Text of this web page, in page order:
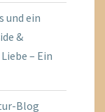
und ein
&
– Ein
Blog